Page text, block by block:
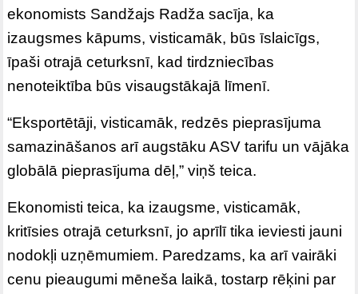
ekonomists Sandžajs Radža sacīja, ka
izaugsmes kāpums, visticamāk, būs īslaicīgs,
īpaši otrajā ceturksnī, kad tirdzniecības
nenoteiktība būs visaugstākajā līmenī.
“Eksportētāji, visticamāk, redzēs pieprasījuma
samazināšanos arī augstāku ASV tarifu un vājāka
globālā pieprasījuma dēļ,” viņš teica.
Ekonomisti teica, ka izaugsme, visticamāk,
kritīsies otrajā ceturksnī, jo aprīlī tika ieviesti jauni
nodokļi uzņēmumiem. Paredzams, ka arī vairāki
cenu pieaugumi mēneša laikā, tostarp rēķini par